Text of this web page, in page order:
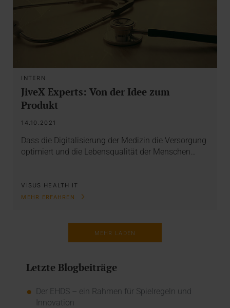
INTERN
JiveX Experts: Von der Idee zum
Produkt
14.10.2021
Dass die Digitalisierung der Medizin die Versorgung
optimiert und die Lebensqualität der Menschen…
VISUS HEALTH IT
MEHR ERFAHREN
MEHR LADEN
Letzte Blogbeiträge
Der EHDS – ein Rahmen für Spielregeln und
Innovation